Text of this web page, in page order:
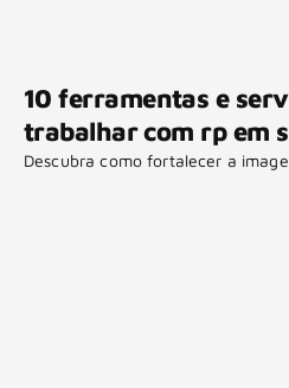
10 ferramentas e
trabalhar com rp em
Descubra como fortalecer a